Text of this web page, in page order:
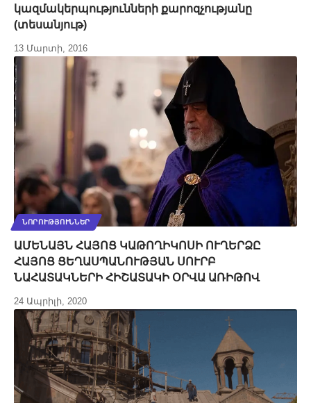
կազմակերպությունների քարոզչությանը
(տեսանյութ)
13 Մարտի, 2016
ՆՈՐՈՒԹՅՈՒՆՆԵՐ
ԱՄԵՆԱՅՆ ՀԱՅՈՑ ԿԱԹՈՂԻԿՈՍԻ ՈՒՂԵՐՁԸ
ՀԱՅՈՑ ՑԵՂԱՍՊԱՆՈՒԹՅԱՆ ՍՈՒՐԲ
ՆԱՀԱՏԱԿՆԵՐԻ ՀԻՇԱՏԱԿԻ ՕՐՎԱ ԱՌԻԹՈՎ
24 Ապրիլի, 2020